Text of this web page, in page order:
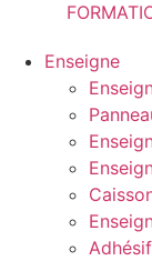
Enseigne